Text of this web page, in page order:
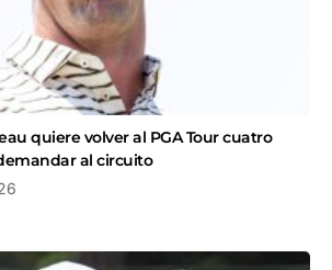
quiere volver al PGA Tour cuatro
al circuito